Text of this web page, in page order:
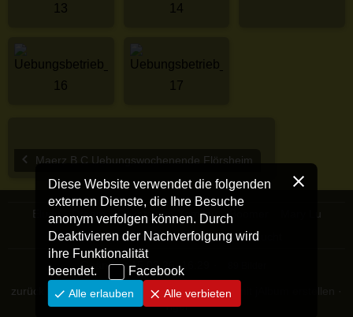
13 14
16 17
Maerz B C Uebungswochenende Flörsheim
Eludy Dream Dakota von Xamilou Boomer
Bandit vom Centwald
Allgemein Zucht
Geändert 15.03.26, 16:29
zurück zur Homepage·Fotoalbum Websites mit jAlbum erstellen
·
Tiger
Diese Website verwendet die folgenden
externen Dienste, die Ihre Besuche
anonym verfolgen können. Durch
Deaktivieren der Nachverfolgung wird
ihre Funktionalität
beendet.
Facebook
Alle erlauben Alle verbieten